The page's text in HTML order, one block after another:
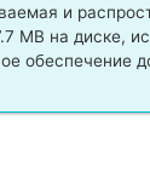
и
MB на диске,
обеспечение